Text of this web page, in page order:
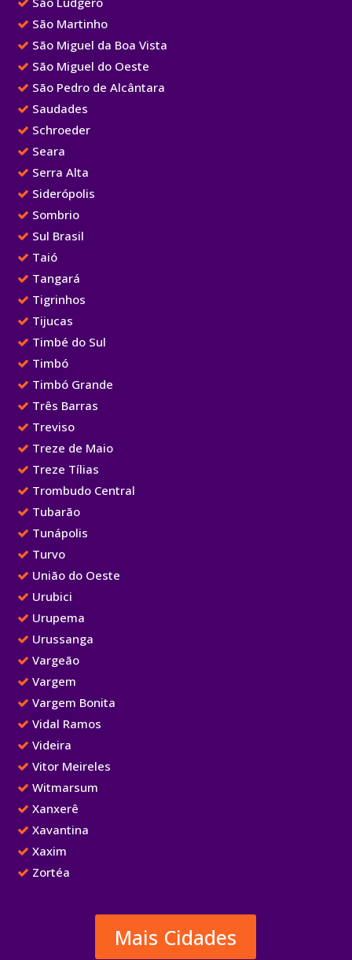
São Martinho
São Miguel da Boa Vista
São Miguel do Oeste
São Pedro de Alcântara
Saudades
Schroeder
Seara
Serra Alta
Siderópolis
Sombrio
Sul Brasil
Taió
Tangará
Tigrinhos
Tijucas
Timbé do Sul
Timbó
Timbó Grande
Três Barras
Treviso
Treze de Maio
Treze Tílias
Trombudo Central
Tubarão
Tunápolis
Turvo
União do Oeste
Urubici
Urupema
Urussanga
Vargeão
Vargem
Vargem Bonita
Vidal Ramos
Videira
Vitor Meireles
Witmarsum
Xanxerê
Xavantina
Xaxim
Zortéa
Mais Cidades